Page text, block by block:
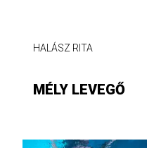
HALÁSZ RITA
MÉLY LEVEGŐ